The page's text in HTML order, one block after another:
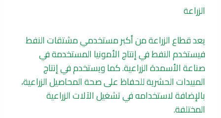
الزراعة
يعد قطاع الزراعة من أكبر مستخدمي مشتقات النفط
فيستخدم النفط في إنتاج الأمونيا المستخدمة في
صناعة الأسمدة الزراعية. كما ويستخدم في إنتاج
المبيدات الحشرية للحفاظ على صحة المحاصيل الزراعية،
بالإضافة لاستخدامه في تشغيل الآلات الزراعية
المختلفة.